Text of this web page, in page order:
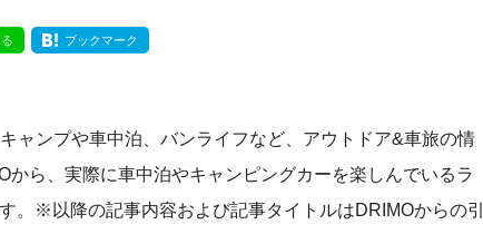
ブックマーク
ャンプや車中泊、バンライフなど、アウトドア&車旅の情
ら、実際に車中泊やキャンピングカーを楽しんでいるラ
。※以降の記事内容および記事タイトルはDRIMOからの引